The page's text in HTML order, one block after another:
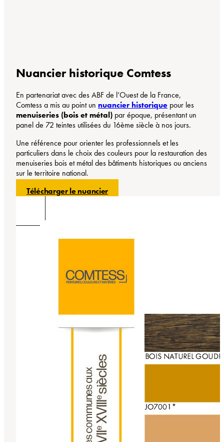
Nuancier historique Comtess
En partenariat avec des ABF de l’Ouest de la France,
Comtess a mis au point un nuancier historique pour les
menuiseries (bois et métal) par époque, présentant un
panel de 72 teintes utilisées du 16ème siècle à nos jours.
Une référence pour orienter les professionnels et les
particuliers dans le choix des couleurs pour la restauration des
menuiseries bois et métal des bâtiments historiques ou anciens
sur le territoire national.
Télécharger le nuancier